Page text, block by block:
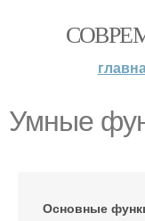
Умные
Основные